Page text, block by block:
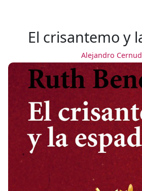
El crisantemo y
Alejandro